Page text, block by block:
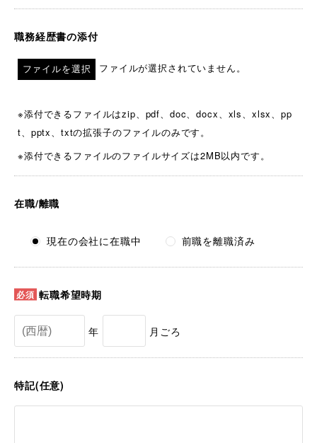
職務経歴書の添付
ファイルが選択されていません。
※添付できるファイルはzip、pdf、doc、docx、xls、xlsx、pp
t、pptx、txtの拡張子のファイルのみです。
※添付できるファイルのファイルサイズは2MB以内です。
在職/離職
現在の会社に在職中 前職を離職済み
転職希望時期
年 月ごろ
特記(任意)